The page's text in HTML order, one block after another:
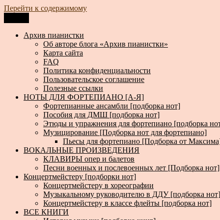
Перейти к содержимому
Архив пианистки
Всё для пианистов: ноты, книги, музыка, статьи…
Архив пианистки
Об авторе блога «Архив пианистки»
Карта сайта
FAQ
Политика конфиденциальности
Пользовательское соглашение
Полезные ссылки
НОТЫ ДЛЯ ФОРТЕПИАНО [А-Я]
Фортепианные ансамбли [подборка нот]
Пособия для ДМШ [подборка нот]
Этюды и упражнения для фортепиано [подборка
Музицирование [Подборка нот для фортепиано]
Пьесы для фортепиано [Подборка от
ВОКАЛЬНЫЕ ПРОИЗВЕДЕНИЯ
КЛАВИРЫ опер и балетов
Песни военных и послевоенных лет [Подборка нот]
Концертмейстеру [подборки нот]
Концертмейстеру в хореографии
Музыкальному руководителю в ДДУ [подборка нот]
Концертмейстеру в классе флейты [подборка нот]
ВСЕ КНИГИ